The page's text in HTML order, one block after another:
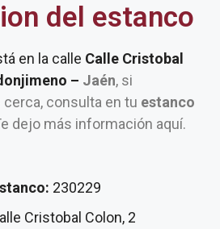
del estanco
en la calle Calle Cristobal
– Jaén, si
consulta en tu estanco
dejo más información aquí.
230229
Cristobal Colon, 2